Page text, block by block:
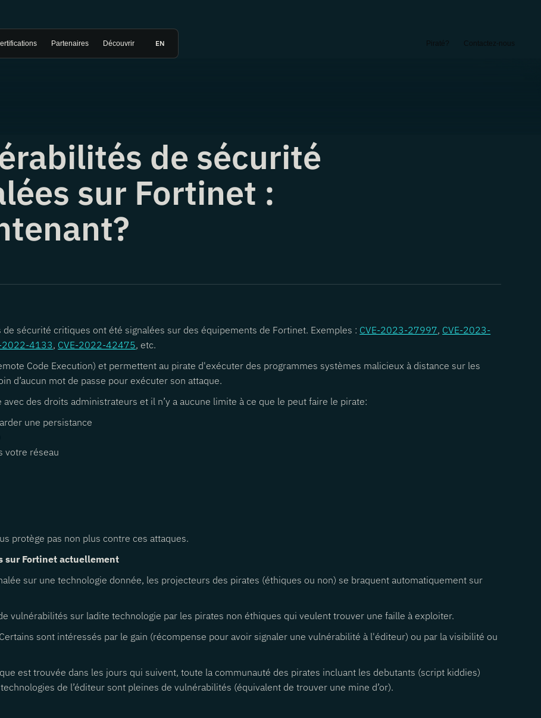
Partenaires Découvrir EN Piraté? Contactez-nous
de sécurité
sur Fortinet :
sécurité critiques ont été signalées sur des équipements de Fortinet. Exemples : CVE-2023-27997, CVE-2023-
2022-4133, CVE-2022-42475, etc.
Code Execution) et permettent au pirate d'exécuter des programmes systèmes malicieux à distance sur les
d’aucun mot de passe pour exécuter son attaque.
des droits administrateurs et il n’y a aucune limite à ce que le peut faire le pirate:
une persistance
votre réseau
protège pas non plus contre ces attaques.
sur Fortinet actuellement
sur une technologie donnée, les projecteurs des pirates (éthiques ou non) se braquent automatiquement sur
vulnérabilités sur ladite technologie par les pirates non éthiques qui veulent trouver une faille à exploiter.
sont intéressés par le gain (récompense pour avoir signaler une vulnérabilité à l'éditeur) ou par la visibilité ou
est trouvée dans les jours qui suivent, toute la communauté des pirates incluant les debutants (script kiddies)
de l’éditeur sont pleines de vulnérabilités (équivalent de trouver une mine d’or).